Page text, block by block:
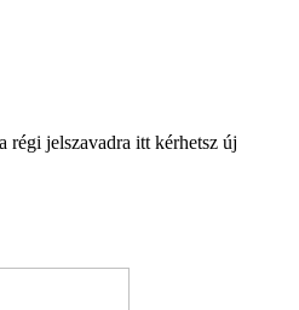
régi jelszavadra itt kérhetsz új